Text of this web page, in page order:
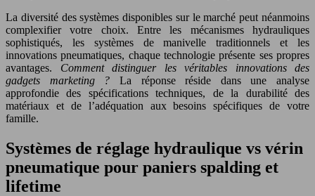
La diversité des systèmes disponibles sur le marché peut néanmoins
complexifier votre choix. Entre les mécanismes hydrauliques
sophistiqués, les systèmes de manivelle traditionnels et les
innovations pneumatiques, chaque technologie présente ses propres
avantages. Comment distinguer les véritables innovations des
gadgets marketing ? La réponse réside dans une analyse
approfondie des spécifications techniques, de la durabilité des
matériaux et de l’adéquation aux besoins spécifiques de votre
famille.
Systèmes de réglage hydraulique vs vérin
pneumatique pour paniers spalding et
lifetime